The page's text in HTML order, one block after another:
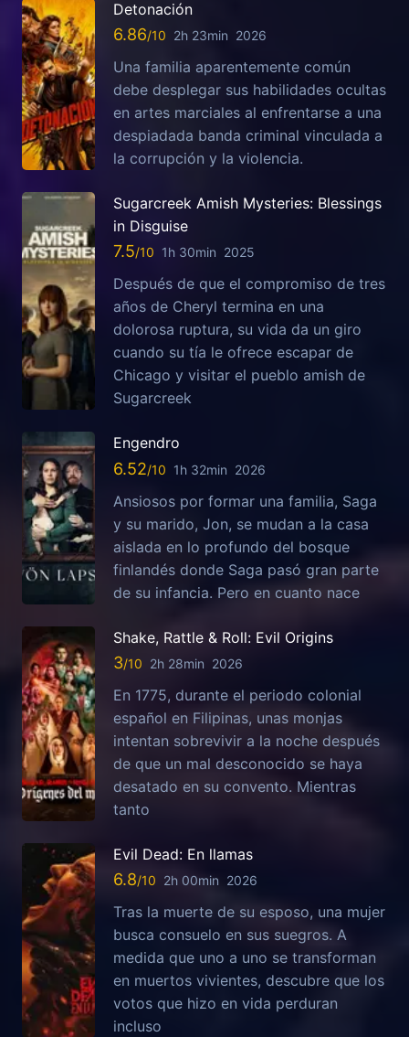
Detonación
6.86 2h 23min 2026
Una familia aparentemente común
debe desplegar sus habilidades ocultas
en artes marciales al enfrentarse a una
despiadada banda criminal vinculada a
la corrupción y la violencia.
Sugarcreek Amish Mysteries: Blessings
in Disguise
7.5 1h 30min 2025
Después de que el compromiso de tres
años de Cheryl termina en una
dolorosa ruptura, su vida da un giro
cuando su tía le ofrece escapar de
Chicago y visitar el pueblo amish de
Sugarcreek
Engendro
6.52 1h 32min 2026
Ansiosos por formar una familia, Saga
y su marido, Jon, se mudan a la casa
aislada en lo profundo del bosque
finlandés donde Saga pasó gran parte
de su infancia. Pero en cuanto nace
Shake, Rattle & Roll: Evil Origins
3 2h 28min 2026
En 1775, durante el periodo colonial
español en Filipinas, unas monjas
intentan sobrevivir a la noche después
de que un mal desconocido se haya
desatado en su convento. Mientras
tanto
Evil Dead: En llamas
6.8 2h 00min 2026
Tras la muerte de su esposo, una mujer
busca consuelo en sus suegros. A
medida que uno a uno se transforman
en muertos vivientes, descubre que los
votos que hizo en vida perduran
incluso